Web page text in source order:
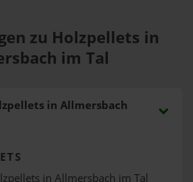
zu Holzpellets in
im Tal
in Allmersbach
in Allmersbach im Tal